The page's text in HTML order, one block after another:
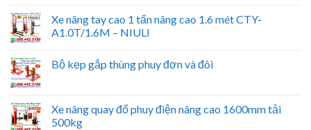
Xe nâng tay cao 1 tấn nâng cao 1.6 mét CTY-
A1.0T/1.6M – NIULI
Bộ kẹp gắp thùng phuy đơn và đôi
Xe nâng quay đổ phuy điện nâng cao 1600mm tải
500kg